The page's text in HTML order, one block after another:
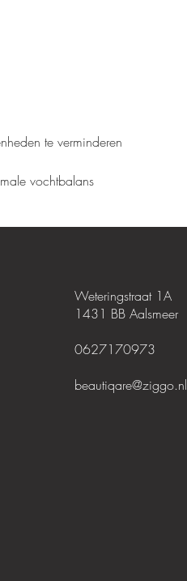
te verminderen
vochtbalans
Weteringstraat 1A
1431 BB Aalsmeer
0627170973
beautiqare@ziggo.nl